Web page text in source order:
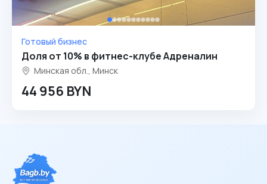
Готовый бизнес
Доля от 10% в фитнес-клубе Адреналин
Минская обл., Минск
44 956 BYN